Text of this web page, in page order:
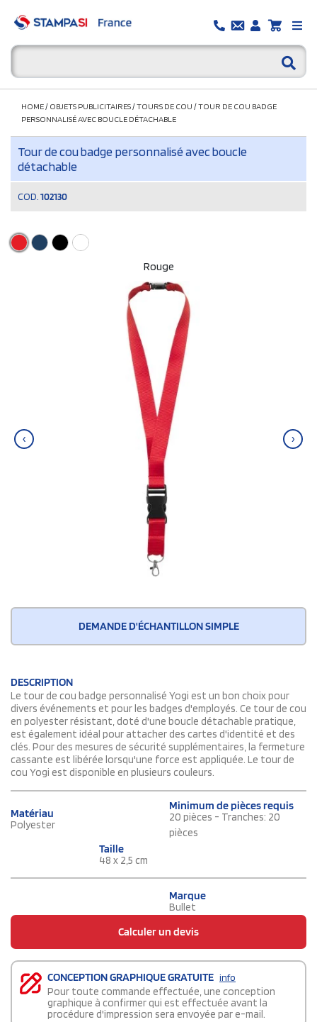
HOME/ OBJETS PUBLICITAIRES/TOURS DE COU /TOUR DE COU BADGE
PERSONNALISÉ AVEC BOUCLE DÉTACHABLE
Tour de cou badge personnalisé avec boucle
détachable
COD. 102130
Rouge
‹ ›
DEMANDE D'ÉCHANTILLON SIMPLE
DESCRIPTION
Le tour de cou badge personnalisé Yogi est un bon choix pour
divers événements et pour les badges d'employés. Ce tour de cou
en polyester résistant, doté d'une boucle détachable pratique,
est également idéal pour attacher des cartes d'identité et des
clés. Pour des mesures de sécurité supplémentaires, la fermeture
cassante est libérée lorsqu'une force est appliquée. Le tour de
cou Yogi est disponible en plusieurs couleurs.
Matériau
Polyester
Minimum de pièces requis
20 pièces - Tranches: 20
pièces
Taille
48 x 2,5 cm
Marque
Bullet
Calculer un devis
CONCEPTION GRAPHIQUE GRATUITE info
Pour toute commande effectuée, une conception
graphique à confirmer qui est effectuée avant la
procédure d'impression sera envoyée par e-mail.